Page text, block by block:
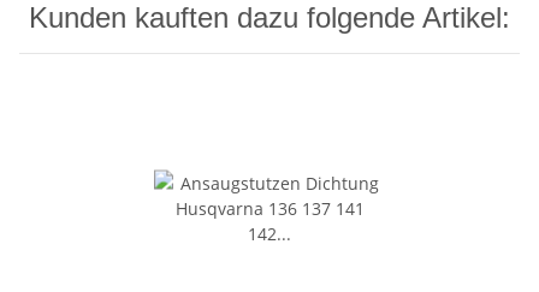
Kunden kauften dazu folgende Artikel: